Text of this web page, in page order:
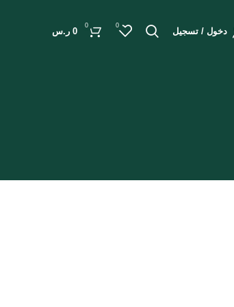
دخول / تسجيل
0
0
0 ر.س